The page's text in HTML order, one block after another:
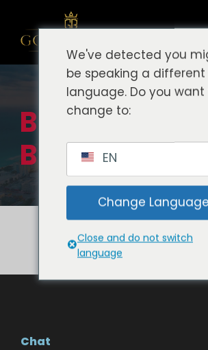
Blog de
Beach Tours
Chat
We've detected you
be speaking a different
language. Do you
change to:
EN
Change Language
Close and do not switch
language